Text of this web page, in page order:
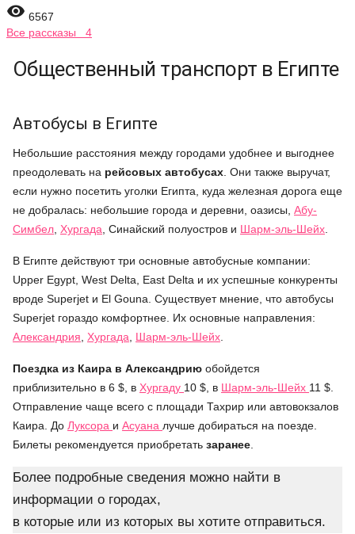
 6567
Все рассказы 4
Общественный транспорт в Египте
Автобусы в Египте
Небольшие расстояния между городами удобнее и выгоднее
преодолевать на рейсовых автобусах . Они также выручат,
если нужно посетить уголки Египта, куда железная дорога еще
не добралась: небольшие города и деревни, оазисы, Абу-
Симбел Хургада , Синайский полуостров и Шарм-эль-Шейх
В Египте действуют три основные автобусные компании:
Upper Egypt, West Delta, East Delta и их успешные конкуренты
вроде Superjet и El Gouna. Существует мнение, что автобусы
Superjet гораздо комфортнее. Их основные направления:
Александрия
Хургада Шарм-эль-Шейх
Поездка из Каира в Александрию обойдется
приблизительно в 6 $, в Хургаду 10 $, в Шарм-эль-Шейх 11 $.
Отправление чаще всего с площади Тахрир или автовокзалов
Каира. До Луксора и Асуана лучше добираться на поезде.
Билеты рекомендуется приобретать заранее
Более подробные сведения можно найти в
информации о городах,
в которые или из которых вы хотите отправиться.